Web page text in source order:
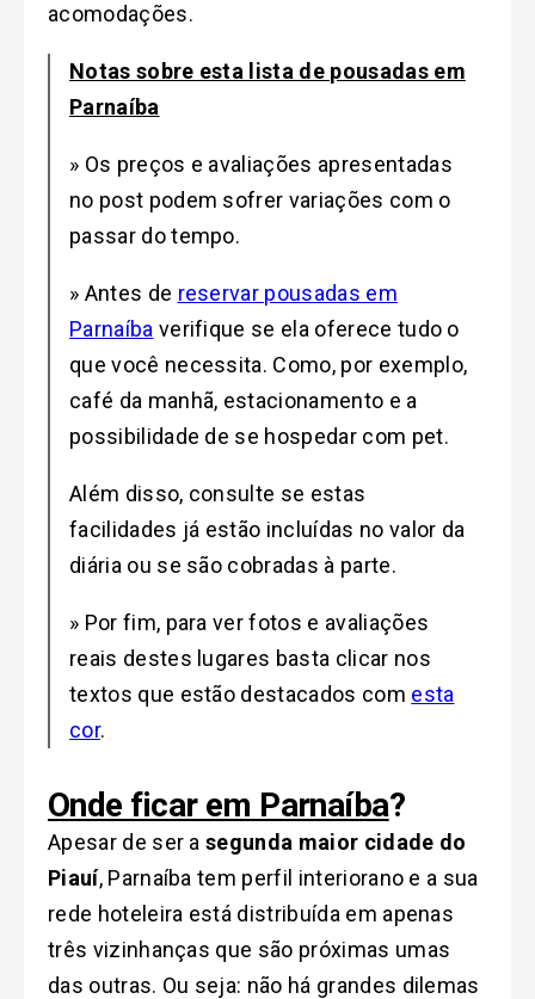
acomodações.
Notas sobre esta lista de pousadas em
Parnaíba
» Os preços e avaliações apresentadas
no post podem sofrer variações com o
passar do tempo.
» Antes de reservar pousadas em
Parnaíba verifique se ela oferece tudo o
que você necessita. Como, por exemplo,
café da manhã, estacionamento e a
possibilidade de se hospedar com pet.
Além disso, consulte se estas
facilidades já estão incluídas no valor da
diária ou se são cobradas à parte.
» Por fim, para ver fotos e avaliações
reais destes lugares basta clicar nos
textos que estão destacados com esta
cor.
Onde ficar em Parnaíba?
Apesar de ser asegunda maior cidade do
Piauí, Parnaíba tem perfil interiorano e a sua
rede hoteleira está distribuída em apenas
três vizinhanças que são próximas umas
das outras. Ou seja: não há grandes dilemas